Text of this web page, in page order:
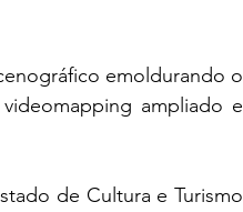
emoldurando o
ampliado e
de Cultura e Turismo